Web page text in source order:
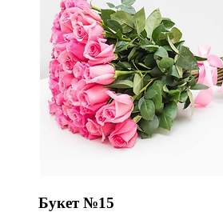
Букет №15